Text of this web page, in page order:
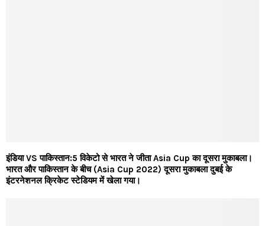
इंडिया VS पाकिस्तान:5 विकेटो से भारत ने जीता Asia Cup का दूसरा मुकाबला।
भारत और पाकिस्तान के बीच (Asia Cup 2022) दूसरा मुकाबला दुबई के
इंटरनेशनल क्रिकेट स्टेडियम में खेला गया।